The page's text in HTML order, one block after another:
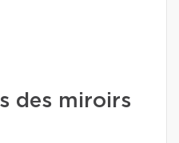
des miroirs